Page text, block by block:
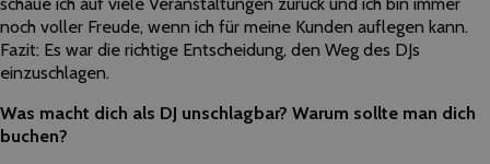
noch voller Freude, wenn ich für meine Kunden auflegen kann.
Fazit: Es war die richtige Entscheidung, den Weg des DJs
einzuschlagen.
Was macht dich als DJ unschlagbar? Warum sollte man dich
buchen?